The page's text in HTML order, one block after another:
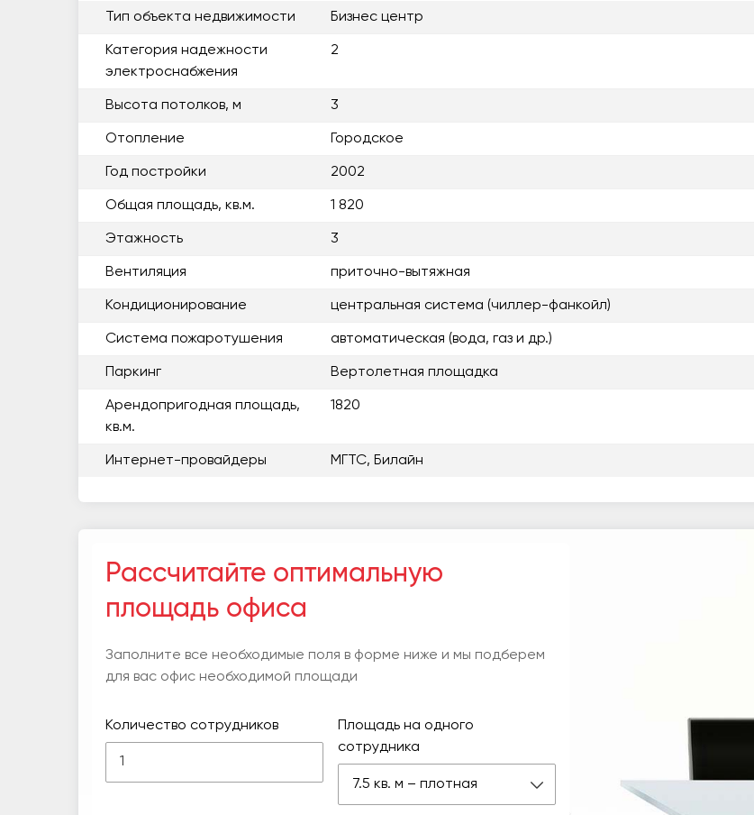
Тип объекта недвижимости Бизнес центр
Категория надежности
электроснабжения
2
Высота потолков, м 3
Отопление Городское
Год постройки 2002
Общая площадь, кв.м. 1 820
Этажность 3
Вентиляция приточно-вытяжная
Кондиционирование центральная система (чиллер-фанкойл)
Система пожаротушения автоматическая (вода, газ и др.)
Паркинг Вертолетная площадка
Арендопригодная площадь,
кв.м.
1820
Интернет-провайдеры МГТС, Билайн
Рассчитайте оптимальную
площадь офиса
Заполните все необходимые поля в форме ниже и мы подберем
для вас офис необходимой площади
Количество сотрудников
Площадь на одного
сотрудника
7.5 кв. м – плотная